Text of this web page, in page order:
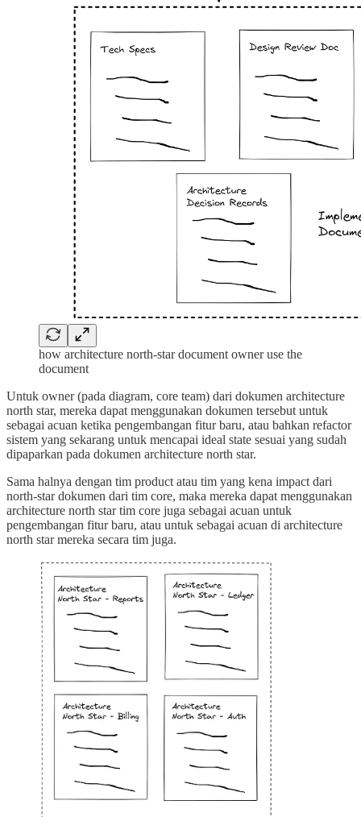
how architecture north-star document owner use the
document
Untuk owner (pada diagram, core team) dari dokumen architecture
north star, mereka dapat menggunakan dokumen tersebut untuk
sebagai acuan ketika pengembangan fitur baru, atau bahkan refactor
sistem yang sekarang untuk mencapai ideal state sesuai yang sudah
dipaparkan pada dokumen architecture north star.
Sama halnya dengan tim product atau tim yang kena impact dari
north-star dokumen dari tim core, maka mereka dapat menggunakan
architecture north star tim core juga sebagai acuan untuk
pengembangan fitur baru, atau untuk sebagai acuan di architecture
north star mereka secara tim juga.